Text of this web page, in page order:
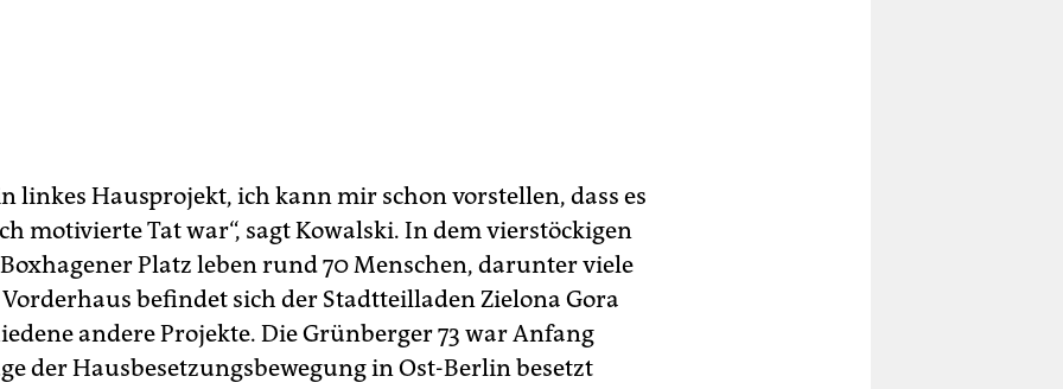
linkes Hausprojekt, ich kann mir schon vorstellen, dass es
motivierte Tat war“, sagt Kowalski. In dem vierstöckigen
Platz leben rund 70 Menschen, darunter viele
befindet sich der Stadtteilladen Zielona Gora
andere Projekte. Die Grünberger 73 war Anfang
der Hausbesetzungsbewegung in Ost-Berlin besetzt